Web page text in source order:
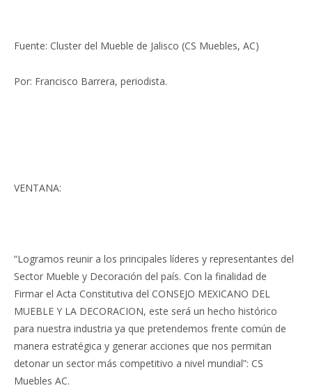
Fuente: Cluster del Mueble de Jalisco (CS Muebles, AC)
Por: Francisco Barrera, periodista.
VENTANA:
“Logramos reunir a los principales líderes y representantes del
Sector Mueble y Decoración del país. Con la finalidad de
Firmar el Acta Constitutiva del CONSEJO MEXICANO DEL
MUEBLE Y LA DECORACION, este será un hecho histórico
para nuestra industria ya que pretendemos frente común de
manera estratégica y generar acciones que nos permitan
detonar un sector más competitivo a nivel mundial”: CS
Muebles AC.